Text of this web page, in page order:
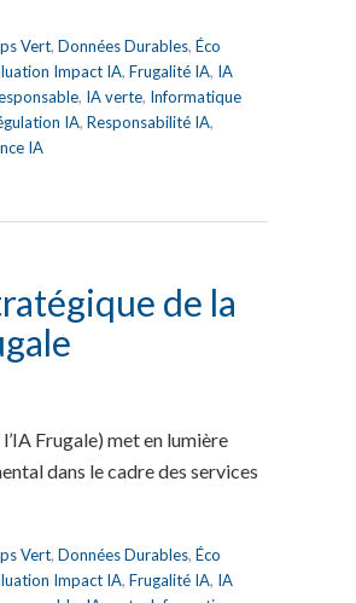
Vert, Données Durables, Éco
Impact IA, Frugalité IA, IA
, IA verte, Informatique
IA, Responsabilité IA,
IA
de la
Frugale) met en lumière
dans le cadre des services
Vert, Données Durables, Éco
Impact IA, Frugalité IA, IA